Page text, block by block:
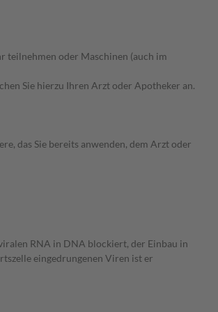
teilnehmen oder Maschinen (auch im
Sie hierzu Ihren Arzt oder Apotheker an.
das Sie bereits anwenden, dem Arzt oder
RNA in DNA blockiert, der Einbau in
eingedrungenen Viren ist er